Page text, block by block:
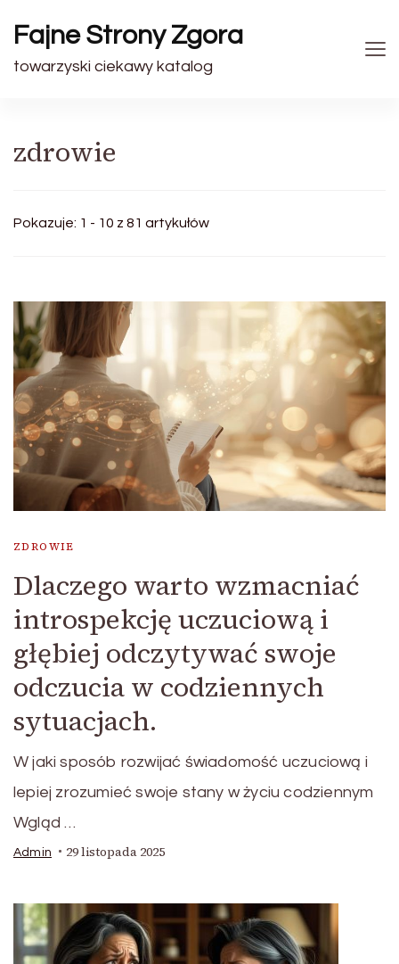
Fajne Strony Zgora
towarzyski ciekawy katalog
zdrowie
Pokazuje: 1 - 10 z 81 artykułów
ZDROWIE
Dlaczego warto wzmacniać
introspekcję uczuciową i
głębiej odczytywać swoje
odczucia w codziennych
sytuacjach.
W jaki sposób rozwijać świadomość uczuciową i
lepiej zrozumieć swoje stany w życiu codziennym
Wgląd …
Admin 29 listopada 2025